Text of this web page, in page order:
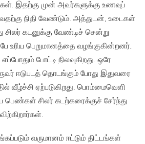
இதற்கு முன் அவர்களுக்கு உணவுப்
நிதி வேண்டும். அத்துடன், உடைகள்
சிலர் கடனுக்கு வேண்டிச் சென்று
உரிய பெறுமானத்தை வழங்குகின்றனர்.
போட்டி நிலவுகிறது. ஒரே
ஈடுபடத் தொடங்கும் போது இதுவரை
வீழ்ச்சி ஏற்படுகிறது. பொம்மைவெளி
பெண்கள் சிலர் கடற்கரைக்குச் சேர்ந்து
வருமானம் ஈட்டும் திட்டங்கள்